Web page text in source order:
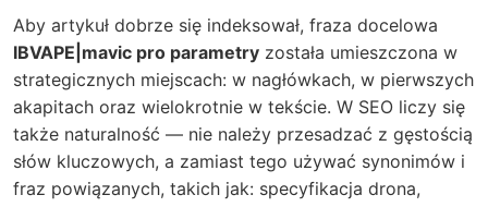
Aby artykuł dobrze się indeksował, fraza docelowa
IBVAPE|mavic pro parametry została umieszczona w
strategicznych miejscach: w nagłówkach, w pierwszych
akapitach oraz wielokrotnie w tekście. W SEO liczy się
także naturalność — nie należy przesadzać z gęstością
słów kluczowych, a zamiast tego używać synonimów i
fraz powiązanych, takich jak: specyfikacja drona,